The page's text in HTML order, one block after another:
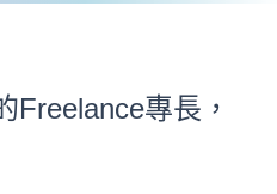
Freelance專長，